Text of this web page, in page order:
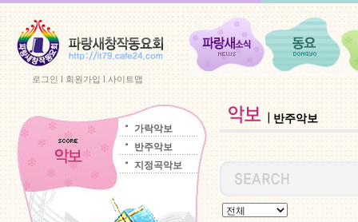
로그인l 회원가입l사이트맵
가락악보
반주악보
지정곡악보
반주악보